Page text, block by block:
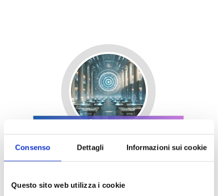
Consenso Dettagli Informazioni sui cookie
Questo sito web utilizza i cookie